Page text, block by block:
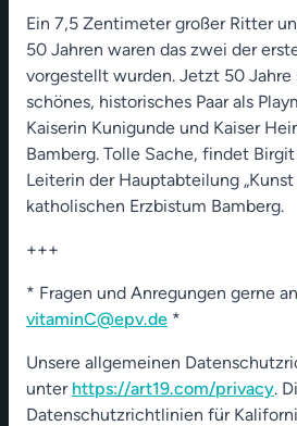
Ein 7,5 Zentimeter großer Ritter
50 Jahren waren das zwei der
vorgestellt wurden. Jetzt 50 Jahre
schönes, historisches Paar als
Kaiserin Kunigunde und Kaiser
Bamberg. Tolle Sache, findet
Leiterin der Hauptabteilung
katholischen Erzbistum Bamberg.
+++
* Fragen und Anregungen gerne an
vitaminC@epv.de *
Unsere allgemeinen
unter https://art19.com/privacy.
Datenschutzrichtlinien für